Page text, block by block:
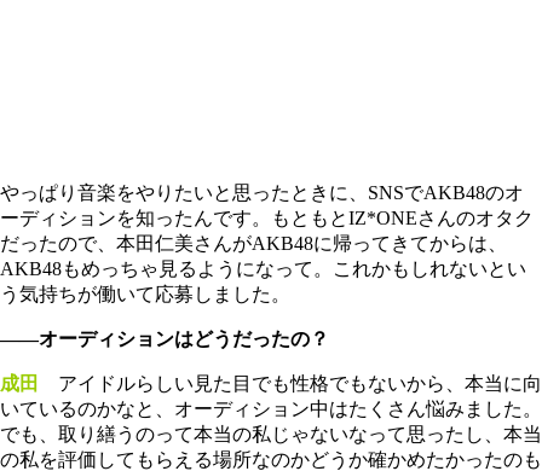
やっぱり音楽をやりたいと思ったときに、SNSでAKB48のオ
ーディションを知ったんです。もともとIZ*ONEさんのオタク
だったので、本田仁美さんがAKB48に帰ってきてからは、
AKB48もめっちゃ見るようになって。これかもしれないとい
う気持ちが働いて応募しました。
――オーディションはどうだったの？
成田
アイドルらしい見た目でも性格でもないから、本当に向
いているのかなと、オーディション中はたくさん悩みました。
でも、取り繕うのって本当の私じゃないなって思ったし、本当
の私を評価してもらえる場所なのかどうか確かめたかったのも